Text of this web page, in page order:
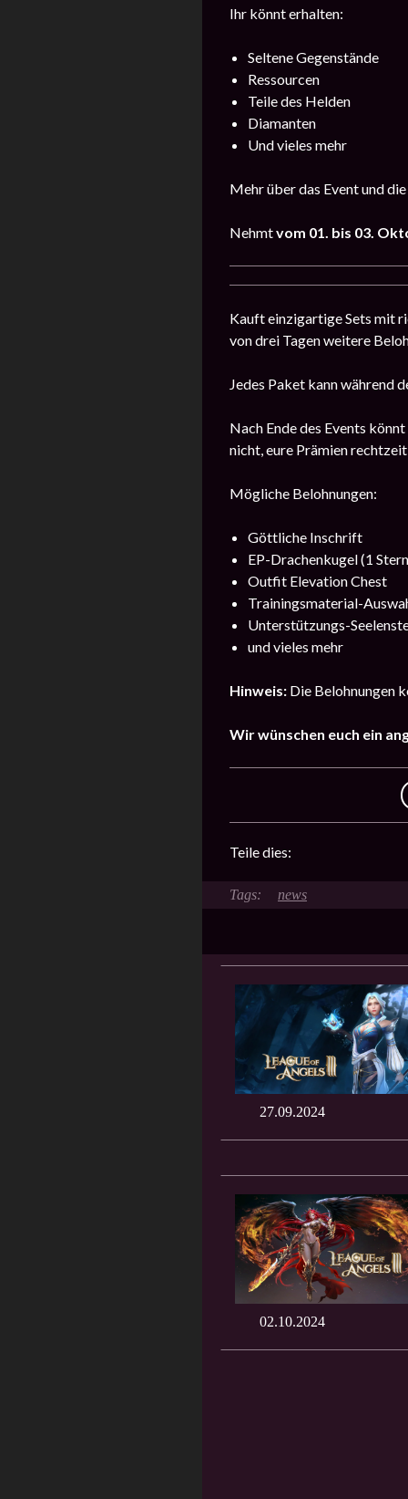
Ihr könnt erhalten:
Seltene Gegenstände
Ressourcen
Teile des Helden
Diamanten
Und vieles mehr
Mehr über das Event und
Nehmtvom 01. bis 03.
Kauft einzigartige Sets mit
von drei Tagen weitere
Jedes Paket kann während
Nach Ende des Events
nicht, eure Prämien
Mögliche Belohnungen:
Göttliche Inschrift
EP-Drachenkugel (1
Outfit Elevation Chest
Trainingsmaterial-
Unterstützungs-
und vieles mehr
Hinweis: Die Belohnungen
Wir wünschen euch ein
Teile dies:
news
27.09.2024
02.10.2024